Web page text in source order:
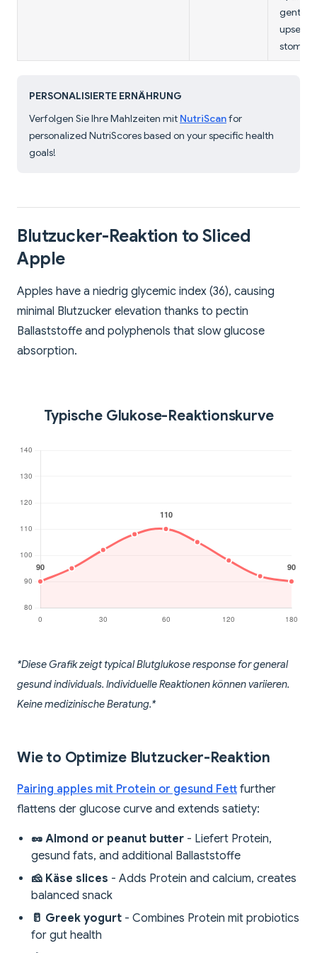
gentle
upset
PERSONALISIERTE ERNÄHRUNG
Verfolgen Sie Ihre Mahlzeiten mit NutriScanfor
personalized NutriScores based on your specific health
goals!
Blutzucker-Reaktion to Sliced
Apple
Apples have a niedrig glycemic index (36), causing
minimal Blutzucker elevation thanks to pectin
Ballaststoffe and polyphenols that slow glucose
absorption.
Typische Glukose-Reaktionskurve
*Diese Grafik zeigt typical Blutglukose response for general
gesund individuals. Individuelle Reaktionen können variieren.
Keine medizinische Beratung.*
Wie to Optimize Blutzucker-Reaktion
Pairing apples mit Protein or gesund Fett further
flattens der glucose curve and extends satiety:
🥜 Almond or peanut butter - Liefert Protein,
gesund fats, and additional Ballaststoffe
🧀 Käse slices - Adds Protein and calcium, creates
balanced snack
🥛 Greek yogurt - Combines Protein mit probiotics
for gut health